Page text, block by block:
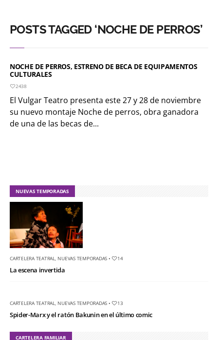
POSTS TAGGED ‘NOCHE DE PERROS’
NOCHE DE PERROS, ESTRENO DE BECA DE EQUIPAMENTOS
CULTURALES
2438
El Vulgar Teatro presenta este 27 y 28 de noviembre
su nuevo montaje Noche de perros, obra ganadora
de una de las becas de...
NUEVAS TEMPORADAS
CARTELERA TEATRAL NUEVAS TEMPORADAS • 14
La escena invertida
CARTELERA TEATRAL NUEVAS TEMPORADAS • 13
Spider-Marx y el ratón Bakunin en el último comic
CARTELERA FAMILIAR